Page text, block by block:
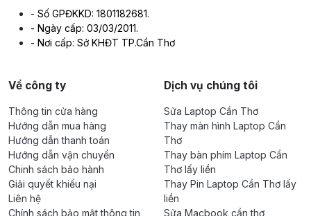
- Số GPĐKKD: 1801182681.
- Ngày cấp: 03/03/2011.
- Nơi cấp: Sở KHĐT TP.Cần Thơ
Về công ty
Thông tin cửa hàng
Hướng dẫn mua hàng
Hướng dẫn thanh toán
Hướng dẫn vận chuyển
Chinh sách bảo hành
Giải quyết khiếu nại
Liên hệ
Chính sách bảo mật thông tin
Dịch vụ chúng tôi
Sửa Laptop Cần Thơ
Thay màn hình Laptop Cần
Thơ
Thay bàn phím Laptop Cần
Thơ lấy liền
Thay Pin Laptop Cần Thơ lấy
liền
Sửa Macbook cần thơ